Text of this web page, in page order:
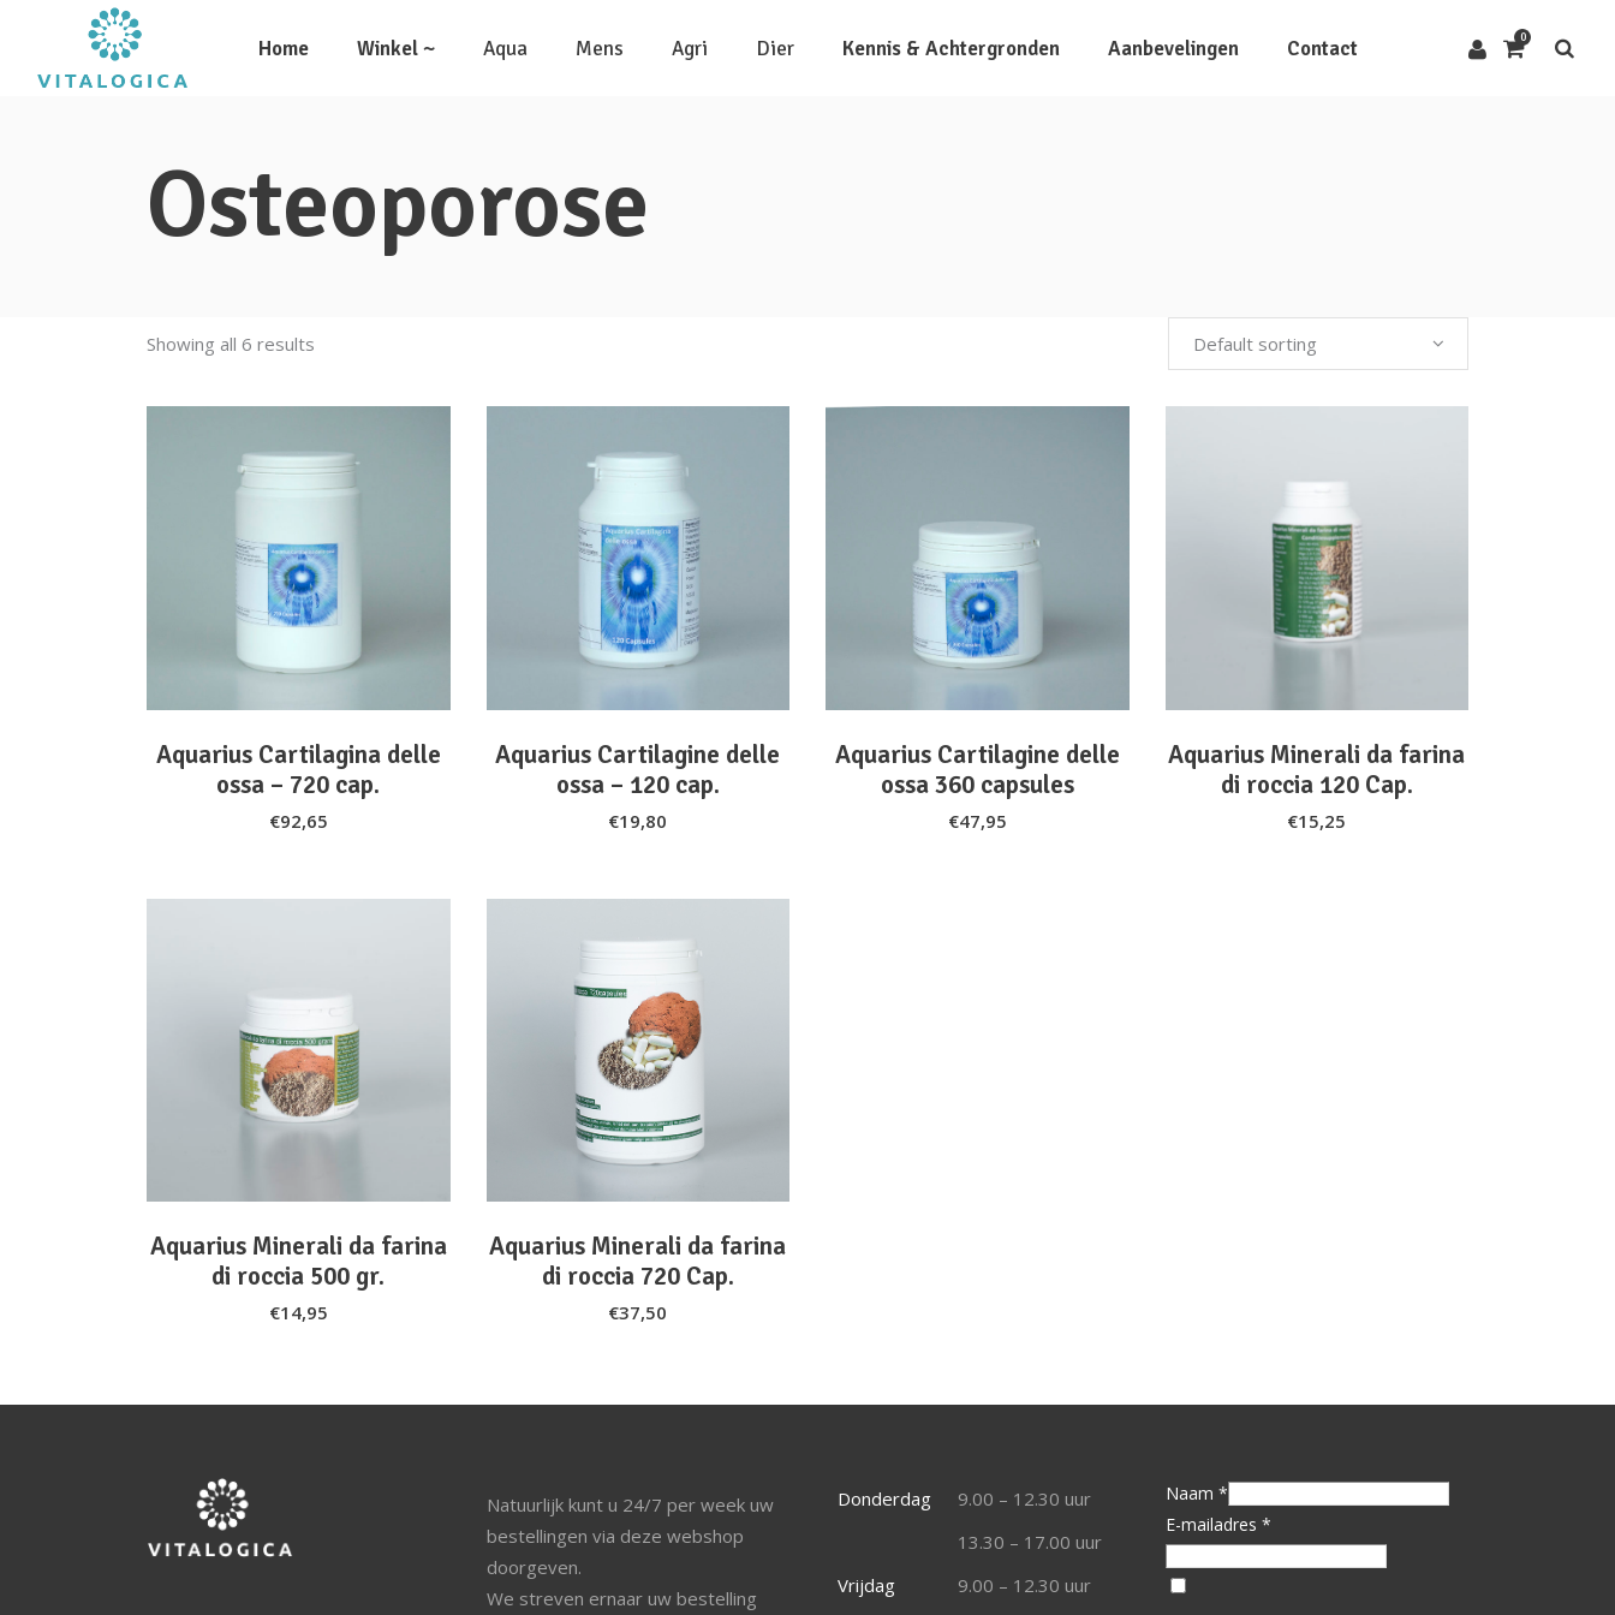
Home Winkel ~ Aqua Mens Agri Dier Kennis & Achtergronden Aanbevelingen Contact 0
Osteoporose
Showing all 6 results Default sorting
ADD TO CART
Aquarius Cartilagina delle
ossa – 720 cap.
€92,65
ADD TO CART
Aquarius Cartilagine delle
ossa – 120 cap.
€19,80
ADD TO CART
Aquarius Cartilagine delle
ossa 360 capsules
€47,95
ADD TO CART
Aquarius Minerali da farina
di roccia 120 Cap.
€15,25
ADD TO CART
Aquarius Minerali da farina
di roccia 500 gr.
€14,95
ADD TO CART
Aquarius Minerali da farina
di roccia 720 Cap.
€37,50
Natuurlijk kunt u 24/7 per week uw
bestellingen via deze webshop
doorgeven.
We streven ernaar uw bestelling
Donderdag
9.00 – 12.30 uur
13.30 – 17.00 uur
Vrijdag
9.00 – 12.30 uur
Naam *
E-mailadres *